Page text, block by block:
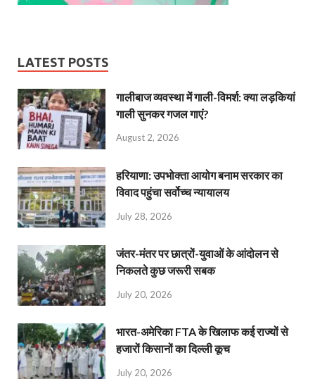
LATEST POSTS
गालीबाज व्‍यवस्‍था में गाली-विमर्श: क्या लड़कियां
गाली सुनकर गजल गाएं?
August 2, 2026
हरियाणा: उपभोक्ता आयोग बनाम सरकार का
विवाद पहुंचा सर्वोच्च न्यायालय
July 28, 2026
जंतर-मंतर पर छात्रों-युवाओं के आंदोलन से
निकलते कुछ जरूरी सबक
July 20, 2026
भारत-अमेरिका FTA के खिलाफ कई राज्यों से
हजारों किसानों का दिल्ली कूच
July 20, 2026